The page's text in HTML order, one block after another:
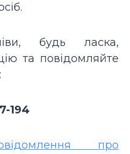
будь ласка,
та повідомляйте
194
про